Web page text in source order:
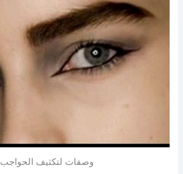
وصفات لتكثيف الحواجب